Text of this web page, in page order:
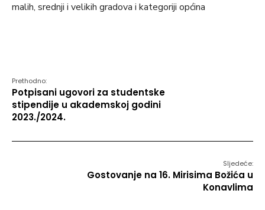
malih, srednji i velikih gradova i kategoriji općina
Prethodno:
Potpisani ugovori za studentske
stipendije u akademskoj godini
2023./2024.
Sljedeće:
Gostovanje na 16. Mirisima Božića u
Konavlima